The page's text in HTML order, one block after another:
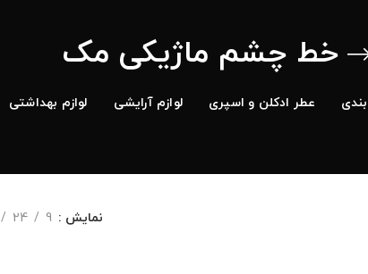
خط چشم ماژیکی مک
عطر ادکلن و اسپری لوازم آرایشی لوازم بهداشتی
نمایش 9
24